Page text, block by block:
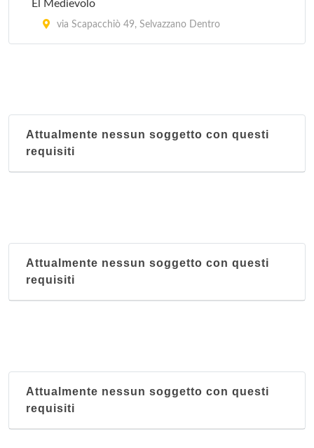
El Medievolo
via Scapacchiò 49, Selvazzano Dentro
Attualmente nessun soggetto con questi
requisiti
Attualmente nessun soggetto con questi
requisiti
Attualmente nessun soggetto con questi
requisiti